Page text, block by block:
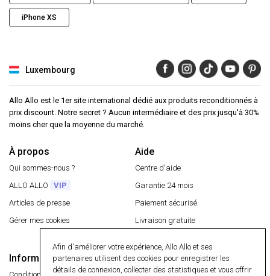
iPhone XS
Luxembourg
Allo Allo est le 1er site international dédié aux produits reconditionnés à
prix discount. Notre secret ? Aucun intermédiaire et des prix jusqu'à 30%
moins cher que la moyenne du marché.
À propos
Qui sommes-nous ?
ALLO ALLO
VIP
Articles de presse
Gérer mes cookies
Aide
Centre d'aide
Garantie 24 mois
Paiement sécurisé
Livraison gratuite
Informations Paiement sécurisé
Afin d'améliorer votre expérience, Allo Allo et ses
partenaires utilisent des cookies pour enregistrer les
détails de connexion, collecter des statistiques et vous offrir